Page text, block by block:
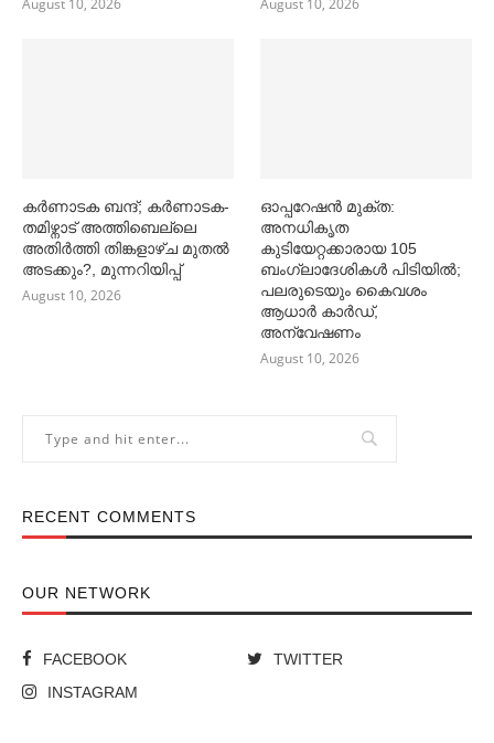
കര്‍ണാടക ബന്ദ്; കര്‍ണാടക-
തമിഴ്നാട് അത്തിബെല്ലെ
അതിര്‍ത്തി തിങ്കളാഴ്ച മുതല്‍
അടക്കും?, മുന്നറിയിപ്പ്
August 10, 2026
ഓപ്പറേഷൻ മുക്ത:
അനധികൃത
കുടിയേറ്റക്കാരായ 105
ബംഗ്ലാദേശികള്‍ പിടിയില്‍;
പലരുടെയും കൈവശം
ആധാര്‍ കാര്‍ഡ്,
അന്വേഷണം
August 10, 2026
RECENT COMMENTS
OUR NETWORK
FACEBOOK
TWITTER
INSTAGRAM